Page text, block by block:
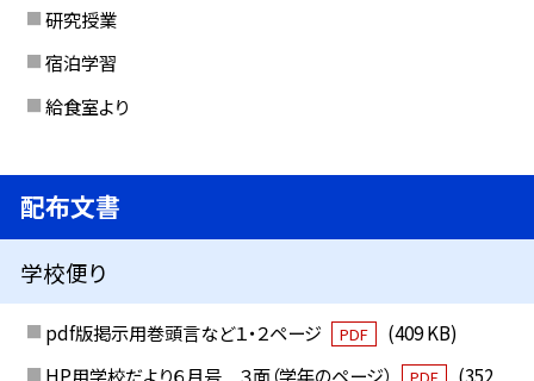
研究授業
宿泊学習
給食室より
配布文書
学校便り
pdf版掲示用巻頭言など１・２ページ PDF
(409 KB)
HP用学校だより６月号 ３面（学年のページ）
(352